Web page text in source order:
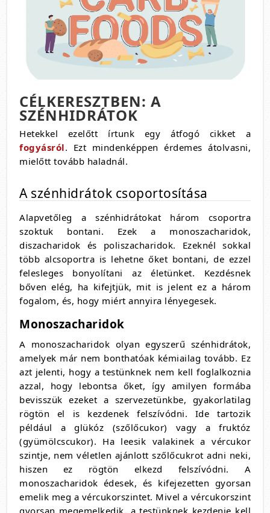
CÉLKERESZTBEN: A
SZÉNHIDRÁTOK
Hetekkel ezelőtt írtunk egy átfogó cikket a
fogyásról. Ezt mindenképpen érdemes átolvasni,
mielőtt tovább haladnál.
A szénhidrátok csoportosítása
Alapvetőleg a szénhidrátokat három csoportra
szoktuk bontani. Ezek a monoszacharidok,
diszacharidok és poliszacharidok. Ezeknél sokkal
több alcsoportra is lehetne őket bontani, de ezzel
felesleges bonyolítani az életünket. Kezdésnek
bőven elég, ha kifejtjük, mit is jelent ez a három
fogalom, és, hogy miért annyira lényegesek.
Monoszacharidok
A monoszacharidok olyan egyszerű szénhidrátok,
amelyek már nem bonthatóak kémiailag tovább. Ez
azt jelenti, hogy a testünknek nem kell foglalkoznia
azzal, hogy lebontsa őket, így amilyen formába
bevisszük ezeket a szervezetünkbe, gyakorlatilag
rögtön el is kezdenek felszívódni. Ide tartozik
például a glükóz (szőlőcukor) vagy a fruktóz
(gyümölcscukor). Ha leesik valakinek a vércukor
szintje, nem véletlen ajánlott szőlőcukrot adni neki,
hiszen ez rögtön elkezd felszívódni. A
monoszacharidok édesek, és kifejezetten gyorsan
emelik meg a vércukorszintet. Mivel a vércukorszint